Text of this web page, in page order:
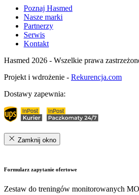
Poznaj Hasmed
Nasze marki
Partnerzy
Serwis
Kontakt
Hasmed 2026 - Wszelkie prawa
Projekt i wdrożenie - Rekurencja.com
Dostawy zapewnia:
Zamknij okno
Formularz zapytanie ofertowe
Zestaw do treningów monitorowanych